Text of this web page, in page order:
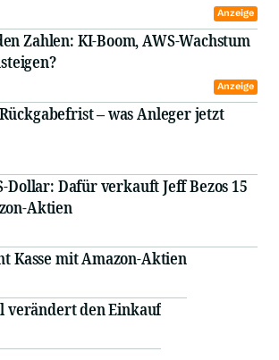
Anzeige
Zahlen: KI-Boom, AWS-Wachstum
Anzeige
– was Anleger jetzt
Dollar: Dafür verkauft Jeff Bezos 15
Aktien
Kasse mit Amazon-Aktien
verändert den Einkauf